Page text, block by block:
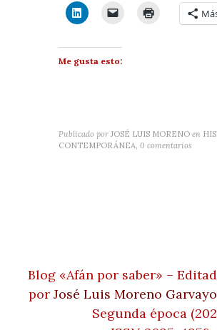
Me gusta esto:
Publicado por JOSÉ LUIS MORENO en
CONTEMPORÁNEA,0 comentarios
Blog «Afán por saber» –
por José Luis Moreno Garvayo
Segunda época